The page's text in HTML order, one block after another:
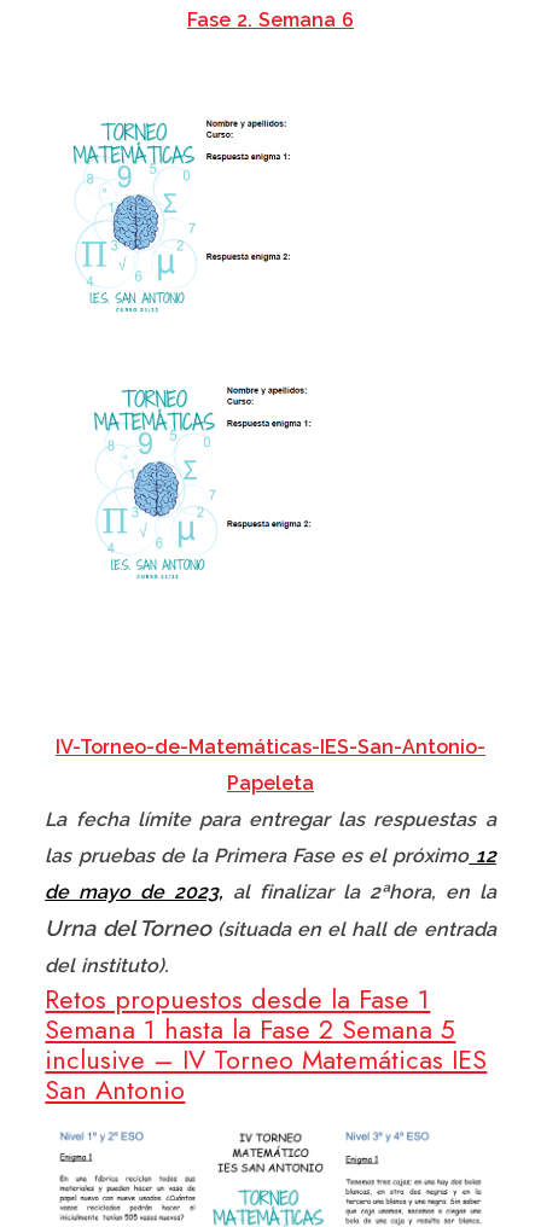
Fase 2. Semana 6
IV-Torneo-de-Matemáticas-IES-San-Antonio-
Papeleta
La fecha límite para entregar las respuestas a
las pruebas de la Primera Fase es el próximo12
de mayo de 2023, al finalizar la 2ªhora, en la
Urna del Torneo (situada en el hall de entrada
del instituto).
Retos propuestos desde la Fase 1
Semana 1 hasta la Fase 2 Semana 5
inclusive – IV Torneo Matemáticas IES
San Antonio